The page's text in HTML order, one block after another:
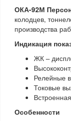
ОКА-92М
колодцев,
производства
Индикация
ЖК –
Релейные
Токовые
Особенности